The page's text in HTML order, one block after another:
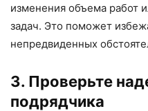
изменения объема работ
задач. Это поможет
непредвиденных
3. Проверьте
подрядчика